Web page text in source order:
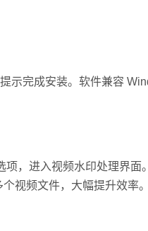
示完成安装。软件兼容
，进入视频水印处理界面。
视频文件，大幅提升效率。